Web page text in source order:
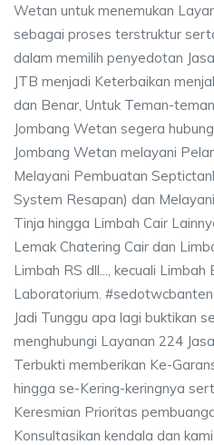
Wetan untuk menemukan
sebagai proses terstruktur
dalam memilih penyedotan
JTB menjadi Keterbaikan
dan Benar, Untuk Teman-
Jombang Wetan segera
Jombang Wetan melayani
Melayani Pembuatan
System Resapan) dan
Tinja hingga Limbah Cair
Lemak Chatering Cair dan
Limbah RS dll..., kecuali
Laboratorium. #sedotwcbanten
Jadi Tunggu apa lagi buktikan
menghubungi Layanan 224
Terbukti memberikan Ke-
hingga se-Kering-keringnya
Keresmian Prioritas
Konsultasikan kendala dan